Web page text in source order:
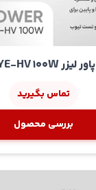
پاور لیزر ZYE-HV 100W
تماس بگیرید
بررسی محصول